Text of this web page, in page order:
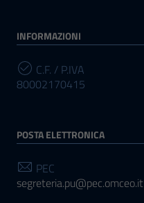
INFORMAZIONI
C.F. / P.IVA
80002170415
POSTA ELETTRONICA
PEC
segreteria.pu@pec.omceo.it